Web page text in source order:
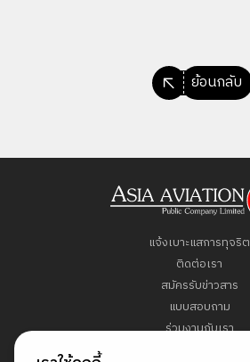
ย้อนกลับ
แจ้งเบาะแสการทุจริต
ติดต่อเรา
สมัครรับข่าวสาร
แบบสอบถาม
ร่วมงานกับเรา